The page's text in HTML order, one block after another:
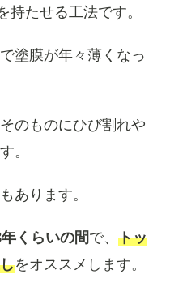
持たせる工法です。
塗膜が年々薄くなっ
のものにひび割れや
。
あります。
くらいの間で、 トッ
をオススメします。